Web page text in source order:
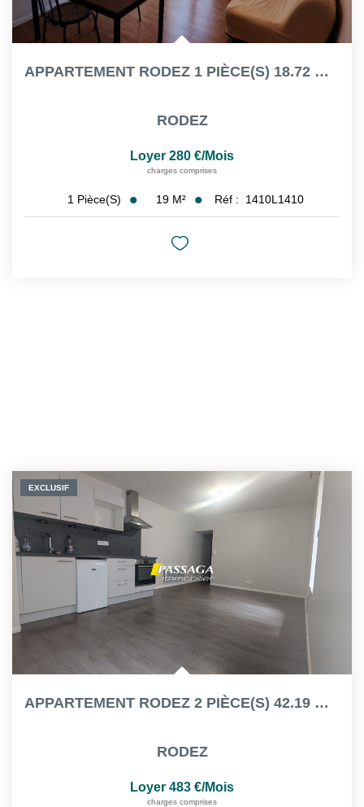
Nos Actualités
Nous Rejoindre
CONNEXION
APPARTEMENT RODEZ 1 PIÈCE(S) 18.72 M² MEUBLE - BALCON
RODEZ
Loyer 280 €/mois
charges comprises
1 Pièce(s) 19 M² Réf : 1410L1410
EXCLUSIF
APPARTEMENT RODEZ 2 PIÈCE(S) 42.19 M² - VÉRANDA DE 10.76 M²
RODEZ
Loyer 483 €/mois
charges comprises